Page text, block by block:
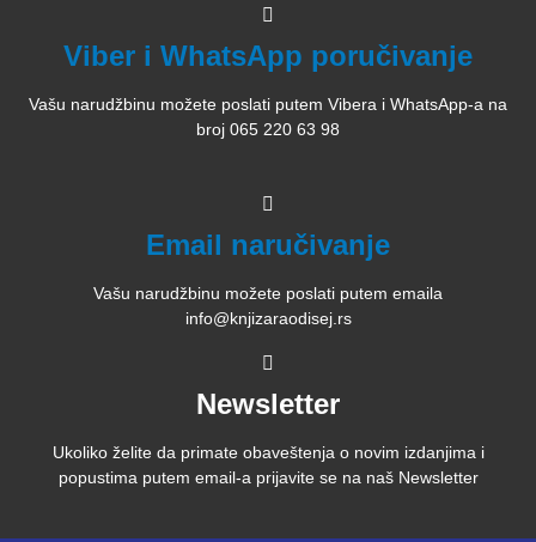
Viber i WhatsApp poručivanje
Vašu narudžbinu možete poslati putem Vibera i WhatsApp-a na
broj 065 220 63 98
Email naručivanje
Vašu narudžbinu možete poslati putem emaila
info@knjizaraodisej.rs
Newsletter
Ukoliko želite da primate obaveštenja o novim izdanjima i
popustima putem email-a prijavite se na naš Newsletter